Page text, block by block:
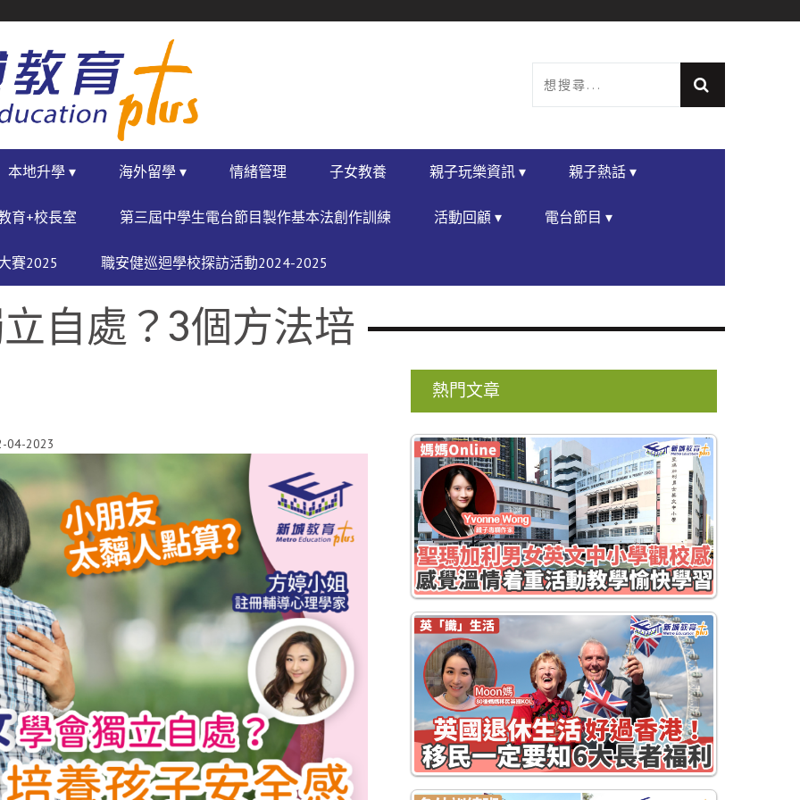
本地升學 ▾ 海外留學 ▾ 情緒管理 子女教養 親子玩樂資訊 ▾ 親子熱話 ▾
育+校長室 第三屆中學生電台節目製作基本法創作訓練 活動回顧 ▾ 電台節目 ▾
賽2025 職安健巡迴學校探訪活動2024-2025
自處？3個方法培
04-2023
熱門文章